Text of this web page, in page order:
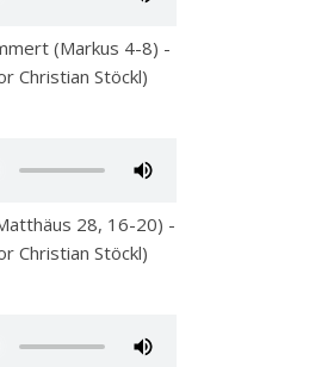
Weihnachten im Schuhkarton 2022
(Markus 4-8) -
Christian Stöckl)
28, 16-20) -
Christian Stöckl)